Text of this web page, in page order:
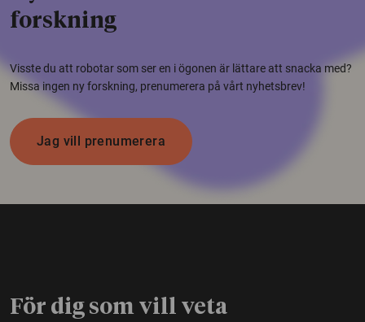
forskning
Visste du att robotar som ser en i ögonen är lättare att snacka med?
Missa ingen ny forskning, prenumerera på vårt nyhetsbrev!
Jag vill prenumerera
För dig som vill veta